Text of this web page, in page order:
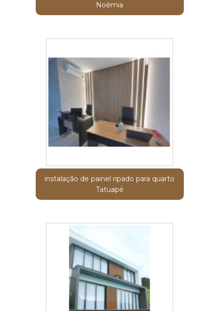
Noêmia
instalação de painel ripado para quarto
Tatuapé